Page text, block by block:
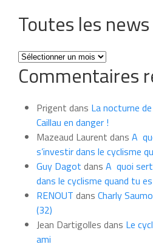
Toutes les
Toutes
les
news
mois
Commentaires
Prigent dans La nocturne
Caillau en danger !
Mazeaud Laurent dans A
s’investir dans le cyclisme
Guy Dagot dans A quoi
dans le cyclisme quand tu
RENOUT dans Charly
(32)
Jean Dartigolles dans Le
ami